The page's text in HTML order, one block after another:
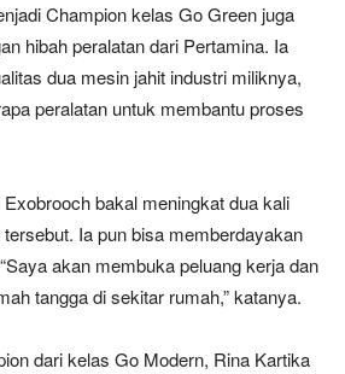
Champion kelas Go Green juga
hibah peralatan dari Pertamina. Ia
dua mesin jahit industri miliknya,
peralatan untuk membantu proses
bakal meningkat dua kali
tersebut. Ia pun bisa memberdayakan
akan membuka peluang kerja dan
tangga di sekitar rumah,” katanya.
dari kelas Go Modern, Rina Kartika